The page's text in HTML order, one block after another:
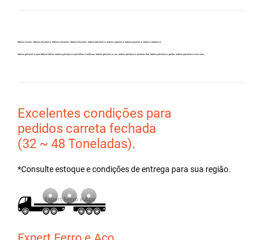
Bobina Aluzinc, Bobina Zincalume, Bobina Galvanew, Bobina Zincanew, bobina galvolume, bobina vagalume, bobina gavolume, bobina valgalume,
bobina galvalume para fabricar telhas, bobina galvalume para telhas metálicas, bobina galvalume csn, bobina galvalume arcelormittal, bobina galvalume gerdau, bobina galvalume usiminas,
Excelentes condições para
pedidos carreta fechada
(32 ~ 48 Toneladas).
*Consulte estoque e condições de entrega para sua região.